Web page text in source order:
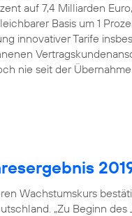
auf 7,4 Milliarden
Basis um 1
innovativer Tarife
nie seit der
Wachstumskurs
„Zu Beginn des